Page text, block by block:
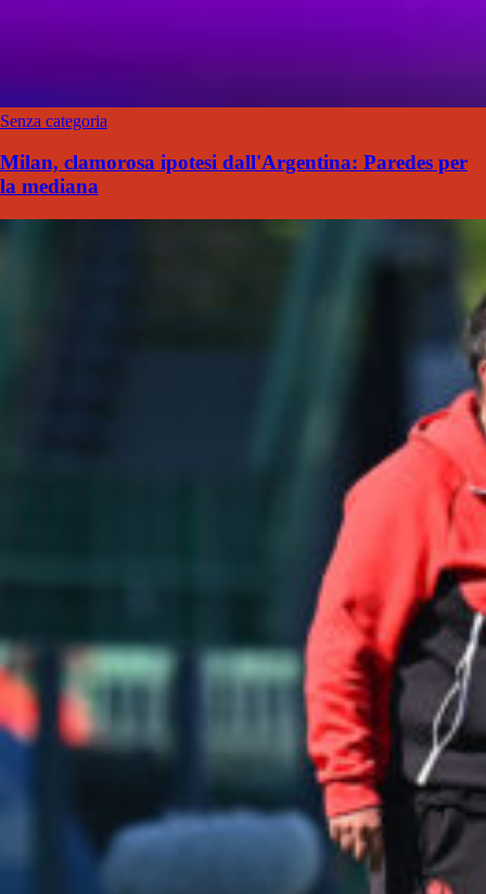
Senza categoria
Milan, clamorosa ipotesi dall'Argentina: Paredes per
la mediana